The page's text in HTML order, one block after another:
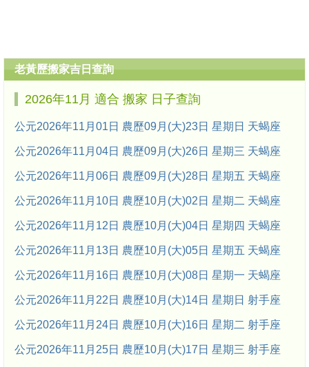
老黃歷搬家吉日查詢
2026年11月 適合 搬家 日子查詢
公元2026年11月01日 農歷09月(大)23日 星期日 天蝎座
公元2026年11月04日 農歷09月(大)26日 星期三 天蝎座
公元2026年11月06日 農歷09月(大)28日 星期五 天蝎座
公元2026年11月10日 農歷10月(大)02日 星期二 天蝎座
公元2026年11月12日 農歷10月(大)04日 星期四 天蝎座
公元2026年11月13日 農歷10月(大)05日 星期五 天蝎座
公元2026年11月16日 農歷10月(大)08日 星期一 天蝎座
公元2026年11月22日 農歷10月(大)14日 星期日 射手座
公元2026年11月24日 農歷10月(大)16日 星期二 射手座
公元2026年11月25日 農歷10月(大)17日 星期三 射手座